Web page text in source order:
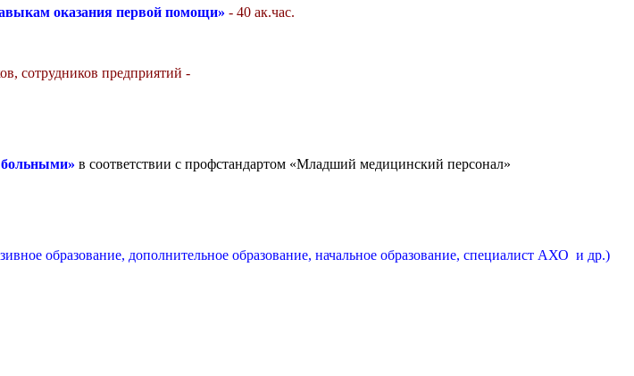
оказания первой помощи» - 40 ак.час.
сотрудников предприятий -
больными» в соответствии с профстандартом «Младший медицинский персонал»
образование, дополнительное образование, начальное образование, специалист АХО и др.)